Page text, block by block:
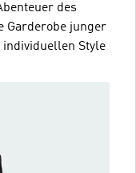
des
Garderobe junger
individuellen Style